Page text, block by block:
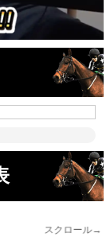
スクロール→